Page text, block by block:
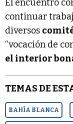
El encuentro
continuar
diversos
“vocación de
el interior
TEMAS DE
BAHÍA BLANCA